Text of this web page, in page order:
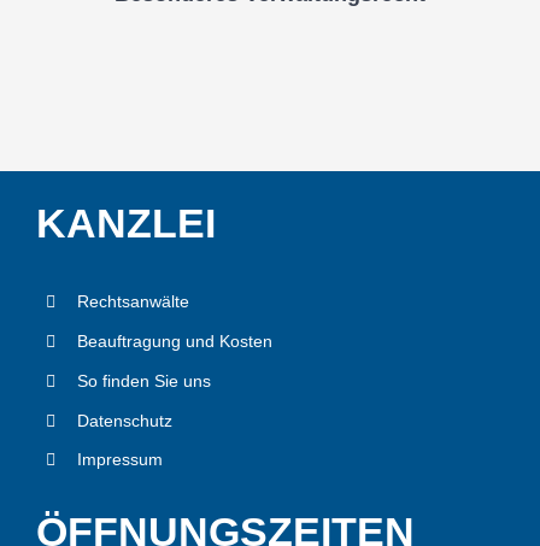
KANZ­LEI
Rechts­an­wäl­te
Beauf­tra­gung und Kos­ten
So fin­den Sie uns
Daten­schutz
Impres­sum
ÖFF­NUNGS­ZEI­TEN